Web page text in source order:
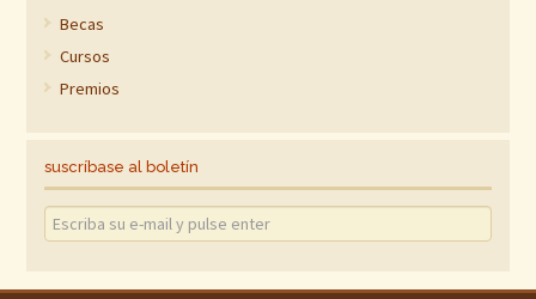
Becas
Cursos
Premios
suscríbase al boletín